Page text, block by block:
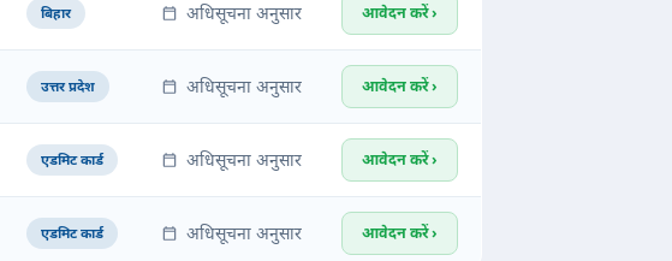
बिहार अधिसूचना अनुसार आवेदन करें ›
उत्तर प्रदेश अधिसूचना अनुसार आवेदन करें ›
एडमिट कार्ड अधिसूचना अनुसार आवेदन करें ›
एडमिट कार्ड अधिसूचना अनुसार आवेदन करें ›